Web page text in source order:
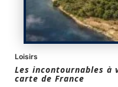
Loisirs
Les incontournables à
carte de France